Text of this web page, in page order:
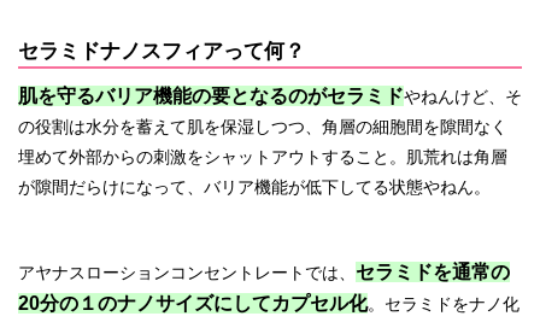
セラミドナノスフィアって何？
肌を守るバリア機能の要となるのがセラミドやねんけど、そ
の役割は水分を蓄えて肌を保湿しつつ、角層の細胞間を隙間なく
埋めて外部からの刺激をシャットアウトすること。肌荒れは角層
が隙間だらけになって、バリア機能が低下してる状態やねん。
アヤナスローションコンセントレートでは、 セラミドを通常の
20分の１のナノサイズにしてカプセル化。セラミドをナノ化